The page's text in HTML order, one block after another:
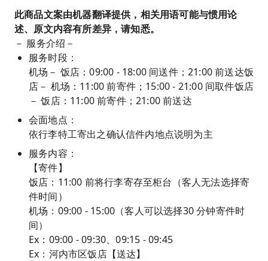
此商品文案由机器翻译提供，相关用语可能与惯用论
述、原文内容有所差异，请知悉。
－ 服务介绍－
服务时段：
机场－ 饭店：09:00 - 18:00 间送件；21:00 前送达饭
店－ 机场：11:00 前寄件；15:00 - 21:00 间取件饭店
－ 饭店：11:00 前寄件；21:00 前送达
会面地点：
依行李特工寄出之确认信件内地点说明为主
服务内容：
【寄件】
饭店：11:00 前将行李寄存至柜台（客人无法选择寄
件时间）
机场：09:00 - 15:00（客人可以选择30 分钟寄件时
间）
Ex：09:00 - 09:30、09:15 - 09:45
Ex：河内市区饭店【送达】